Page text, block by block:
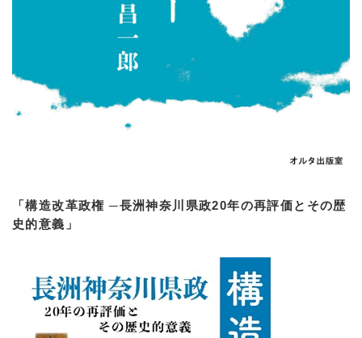
「構造改革政権 ─長洲神奈川県政20年の再評価とその歴
史的意義」